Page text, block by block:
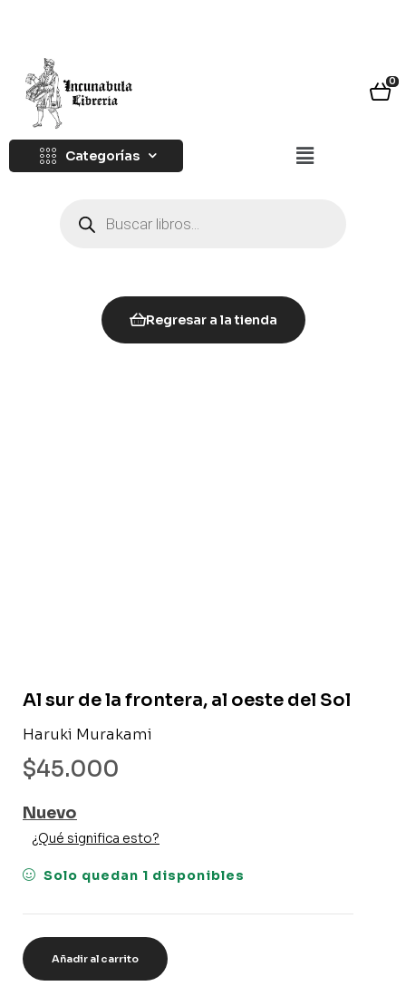
0
Categorías
Regresar a la tienda
Al sur de la frontera, al oeste del Sol
Haruki Murakami
$45.000
Nuevo
¿Qué significa esto?
Solo quedan 1 disponibles
Añadir al carrito